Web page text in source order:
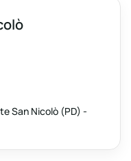
San Nicolò (PD) -